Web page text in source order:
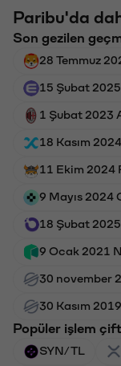
Paribu'da
Son gezilen
28 Temmuz
15 Şubat
1 Şubat 2023
18 Kasım
11 Ekim 2024
9 Mayıs 2024
18 Şubat
9 Ocak 2021
30 november
30 Kasım
Popüler işlem
SYN/TL